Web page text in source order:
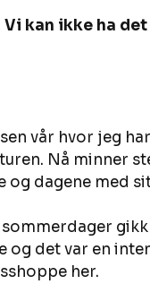
kan ikke ha
vår hvor jeg har
Nå minner
og dagene med
sommerdager
og det var en
her.